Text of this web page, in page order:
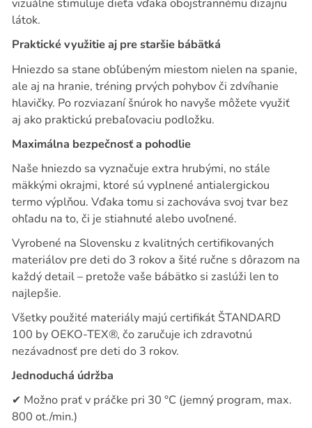
vizuálne stimuluje dieťa vďaka obojstrannému dizajnu
látok.
Praktické využitie aj pre staršie bábätká
Hniezdo sa stane obľúbeným miestom nielen na spanie,
ale aj na hranie, tréning prvých pohybov či zdvíhanie
hlavičky. Po rozviazaní šnúrok ho navyše môžete využiť
aj ako praktickú prebaľovaciu podložku.
Maximálna bezpečnosť a pohodlie
Naše hniezdo sa vyznačuje extra hrubými, no stále
mäkkými okrajmi, ktoré sú vyplnené antialergickou
termo výplňou. Vďaka tomu si zachováva svoj tvar bez
ohľadu na to, či je stiahnuté alebo uvoľnené.
Vyrobené na Slovensku z kvalitných certifikovaných
materiálov pre deti do 3 rokov a šité ručne s dôrazom na
každý detail – pretože vaše bábätko si zaslúži len to
najlepšie.
Všetky použité materiály majú certifikát ŠTANDARD
100 by OEKO-TEX®, čo zaručuje ich zdravotnú
nezávadnosť pre deti do 3 rokov.
Jednoduchá údržba
✔ Možno prať v práčke pri 30 °C (jemný program, max.
800 ot./min.)